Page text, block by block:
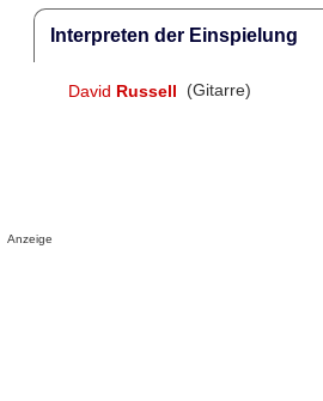
Interpreten der Einspielung
David Russell (Gitarre)
Anzeige